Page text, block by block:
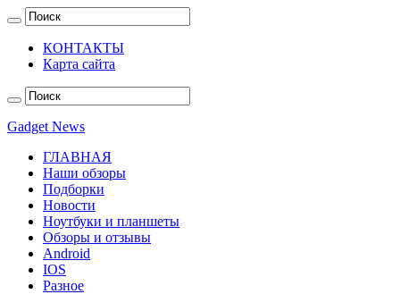
КОНТАКТЫ
Карта сайта
Gadget News
ГЛАВНАЯ
Наши обзоры
Подборки
Новости
Ноутбуки и планшеты
Обзоры и отзывы
Android
IOS
Разное